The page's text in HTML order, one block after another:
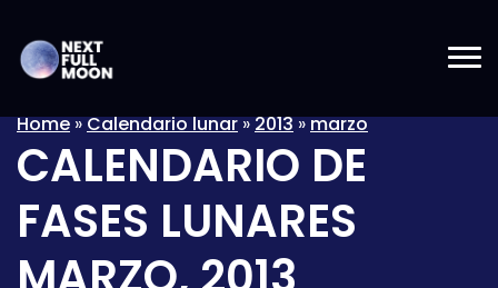
Home»Calendario lunar»2013»marzo
CALENDARIO DE
FASES LUNARES